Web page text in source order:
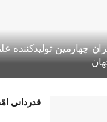
چهارمین تولیدکننده
قدردانی